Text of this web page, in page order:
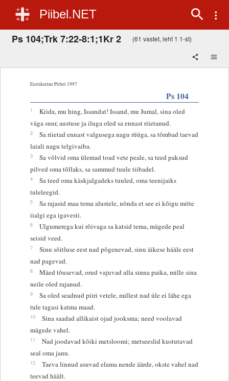
Piibel.NET
Ps 104;Trk 7:22-8:1;1Kr 2 (61 vastet, leht 1 1-st)
Eestikeelne Piibel 1997
Ps 104
1
Kiida, mu hing, Issandat! Issand, mu Jumal, sina oled
väga suur, austuse ja iluga oled sa ennast riietanud.
2
Sa riietad ennast valgusega nagu rüüga, sa tõmbad taevad
laiali nagu telgivaiba.
3
Sa võlvid oma ülemad toad vete peale, sa teed paksud
pilved oma tõllaks, sa sammud tuule tiibadel.
4
Sa teed oma käskjalgadeks tuuled, oma teenijaiks
tuleleegid.
5
Sa rajasid maa tema alustele, nõnda et see ei kõigu mitte
iialgi ega igavesti.
6
Ulgumerega kui rõivaga sa katsid tema, mägede peal
seisid veed.
7
Sinu sõitluse eest nad põgenevad, sinu äikese hääle eest
nad pagevad.
8
Mäed tõusevad, orud vajuvad alla sinna paika, mille sina
neile oled rajanud.
9
Sa oled seadnud piiri vetele, millest nad üle ei lähe ega
tule tagasi katma maad.
10
Sina saadad allikaist ojad jooksma; need voolavad
mägede vahel.
11
Nad joodavad kõiki metsloomi; metseeslid kustutavad
seal oma janu.
12
Taeva linnud asuvad elama nende äärde, okste vahel nad
teevad häält.